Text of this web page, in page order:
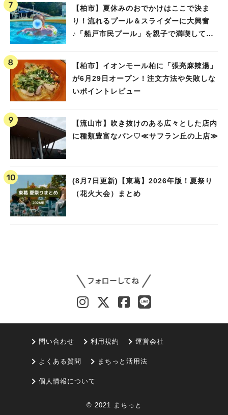
【柏市】夏休みのおでかけはここで決ま
り！流れるプール＆スライダーに大興奮
♪「船戸市民プール」を親子で満喫してき
【柏市】イオンモール柏に「張亮麻辣湯」
が6月29日オープン！注文方法や失敗しな
いポイントレビュー
【流山市】吹き抜けのある広々とした店内
に種類豊富なパン♡≪サフラン丘の上店≫
(8月7日更新)【東葛】2026年版！夏祭り
（花火大会）まとめ
問い合わせ 利用規約 運営会社
よくある質問 まちっと活用法
個人情報について
© 2021 まちっと